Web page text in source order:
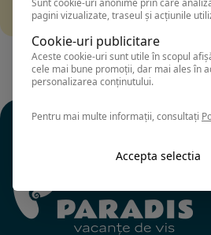
alte fitre.
pagini vizualizate, traseul și acțiunile
Cookie-uri publicitare
Aceste cookie-uri sunt utile în scopul
cele mai bune promoții, dar mai ales în
personalizarea conținutului.
Pentru mai multe informații, consultați
Accepta selectia